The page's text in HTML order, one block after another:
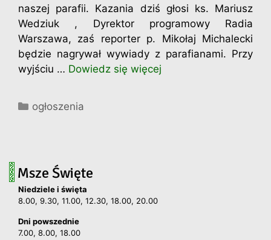
naszej parafii. Kazania dziś głosi ks. Mariusz
Wedziuk , Dyrektor programowy Radia
Warszawa, zaś reporter p. Mikołaj Michalecki
będzie nagrywał wywiady z parafianami. Przy
wyjściu … Dowiedz się więcej
Kategorie
ogłoszenia
Msze Święte
Niedziele i święta
8.00, 9.30, 11.00, 12.30, 18.00, 20.00
Dni powszednie
7.00, 8.00, 18.00